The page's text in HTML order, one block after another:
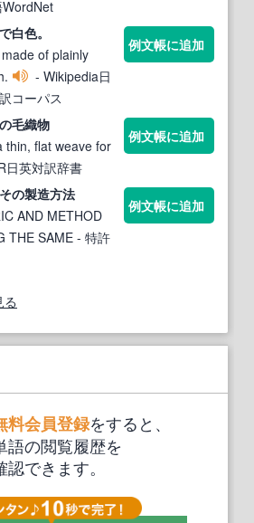
白色。
of plainly
- Wikipedia日
コーパス
例文帳に追加
毛織物
thin, flat weave for
日英対訳辞書
例文帳に追加
の製造方法
AND METHOD
THE SAME - 特許
例文帳に追加
る
料会員登録をすると、
語の閲覧履歴を
認できます。